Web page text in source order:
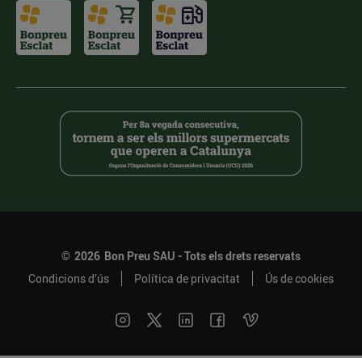
© 2026 Bon Preu SAU - Tots els drets reservats
Condicions d’ús
Política de privacitat Ús de cookies